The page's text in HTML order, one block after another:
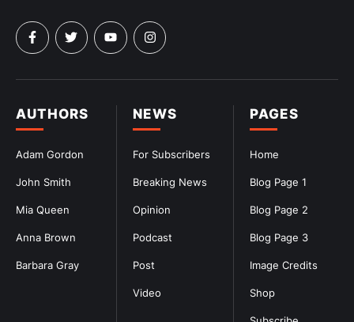
PAGES
Home
Blog Page 1
Blog Page 2
Blog Page 3
Image Credits
Shop
NEWS
For Subscribers
Breaking News
Opinion
Podcast
Post
Video
AUTHORS
Adam Gordon
John Smith
Mia Queen
Anna Brown
Barbara Gray